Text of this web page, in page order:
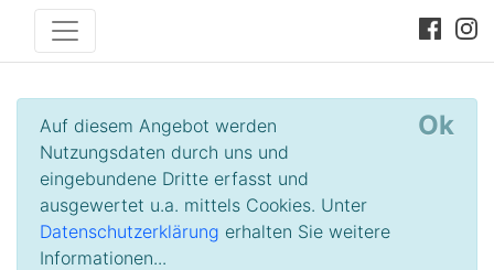
Auf diesem Angebot werden
Nutzungsdaten durch uns und
eingebundene Dritte erfasst und
ausgewertet u.a. mittels Cookies. Unter
Datenschutzerklärung erhalten Sie weitere
Informationen...
Ok